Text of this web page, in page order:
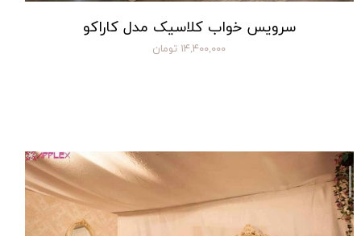
سرویس خواب کلاسیک مدل کاراکو
۱۴,۴۰۰,۰۰۰ تومان